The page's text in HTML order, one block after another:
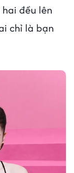
đều lên
chỉ là bạn